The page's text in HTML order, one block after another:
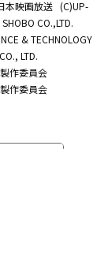
本映画放送 (C)UP-
CO.,LTD.
& TECHNOLOGY
LTD.
作委員会
作委員会